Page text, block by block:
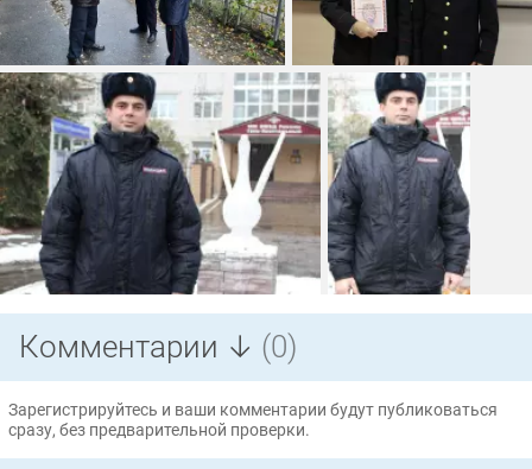
Комментарии ↓ (0)
Зарегистрируйтесь и ваши комментарии будут публиковаться
сразу, без предварительной проверки.